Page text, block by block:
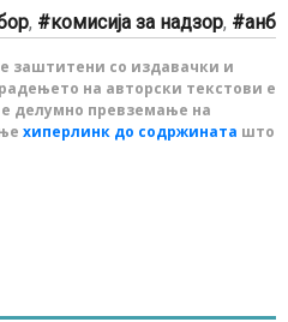
, комисија за надзор, анб
заштитени со издавачки и
на авторски текстови е
делумно превземање на
хиперлинк до содржината што